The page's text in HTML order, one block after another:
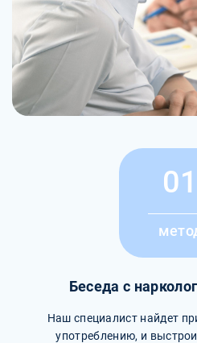
01
Беседа с
Наш специалист найдет
употреблению, и